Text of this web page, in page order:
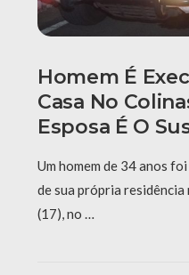
Homem É
Casa No
Esposa É O
Um homem de 34 anos
de sua própria
(17), no …